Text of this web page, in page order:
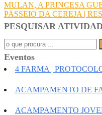
Navegação
de
artigos
MULAN, A PRINCESA
PASSEIO DA CEREJA |
PESQUISAR
Search
for:
Eventos
4 FARMA |
ACAMPAMENTO DE
ACAMPAMENTO